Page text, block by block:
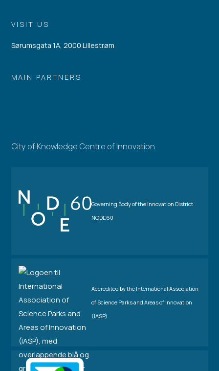
VISIT US
Sørumsgata 1A, 2000 Lillestrøm
MAIN PARTNERS
City of Knowledge Centre of Innovation
Governing Body of the Innovation District
NODE60
Accredited by the International Association
of Science Parks and Areas of Innovation
(IASP)